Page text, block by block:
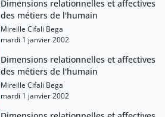
Dimensions relationnelles et affectives
des métiers de l'humain
Mireille Cifali Bega
mardi 1 janvier 2002
Dimensions relationnelles et affectives
des métiers de l'humain
Mireille Cifali Bega
mardi 1 janvier 2002